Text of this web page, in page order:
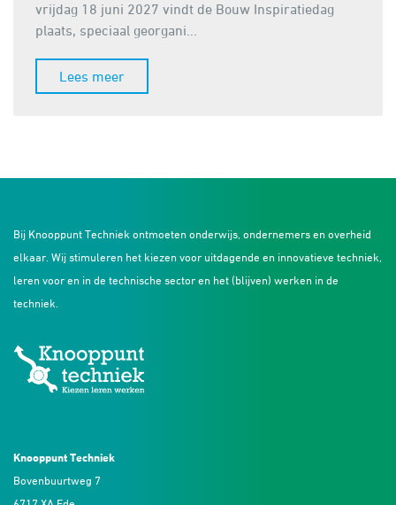
vrijdag 18 juni 2027 vindt de Bouw Inspiratiedag
plaats, speciaal georgani...
Lees meer
Bij Knooppunt Techniek ontmoeten onderwijs, ondernemers en overheid
elkaar. Wij stimuleren het kiezen voor uitdagende en innovatieve techniek,
leren voor en in de technische sector en het (blijven) werken in de
techniek.
Knooppunt Techniek
Bovenbuurtweg 7